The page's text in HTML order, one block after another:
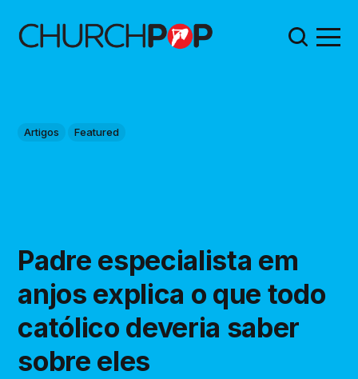
Artigos Featured
Padre especialista em
anjos explica o que todo
católico deveria saber
sobre eles